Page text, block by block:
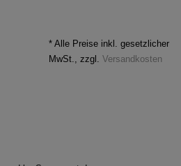
* Alle Preise inkl. gesetzlicher
MwSt., zzgl. Versandkosten